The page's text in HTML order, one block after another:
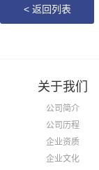
< 返回列表
关于我们
公司简介
公司历程
企业资质
企业文化